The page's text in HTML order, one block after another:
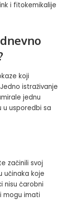
i fitokemikalije
koji
istraživanje
jednu
u usporedbi sa
začinili svoj
učinaka koje
nisu čarobni
mogu imati